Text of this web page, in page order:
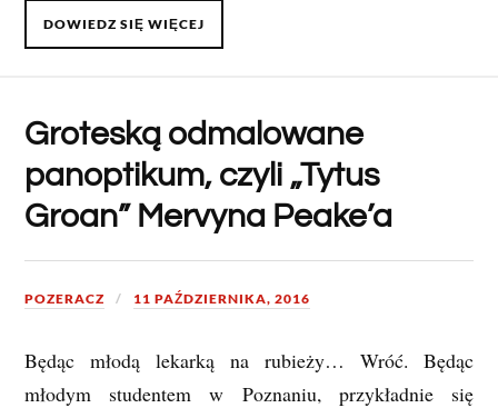
DOWIEDZ SIĘ WIĘCEJ
Groteską odmalowane
panoptikum, czyli „Tytus
Groan” Mervyna Peake’a
POZERACZ 11 PAŹDZIERNIKA, 2016
Będąc młodą lekarką na rubieży… Wróć. Będąc
młodym studentem w Poznaniu, przykładnie się